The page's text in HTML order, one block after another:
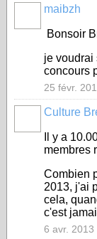
maibzh
Bonsoir
je voudrai
concours
25 févr.
Culture
Il y a
membres
Combien
2013, j'ai
cela,
c'est
6 avr. 2013